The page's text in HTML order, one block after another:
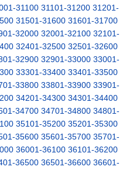
31100 31101-31200 31201-
31501-31600 31601-31700
32000 32001-32100 32101-
32401-32500 32501-32600
32900 32901-33000 33001-
33301-33400 33401-33500
33800 33801-33900 33901-
34201-34300 34301-34400
34700 34701-34800 34801-
35101-35200 35201-35300
35600 35601-35700 35701-
36001-36100 36101-36200
36500 36501-36600 36601-